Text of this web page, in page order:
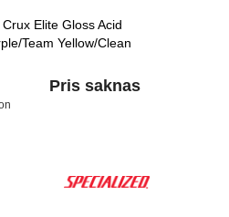
Elite Gloss Acid
Team Yellow/Clean
Pris saknas